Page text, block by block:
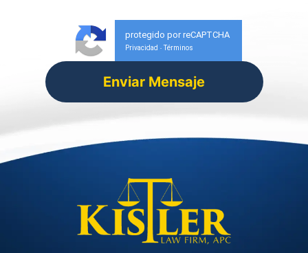
protegido por reCAPTCHA
Privacidad - Términos